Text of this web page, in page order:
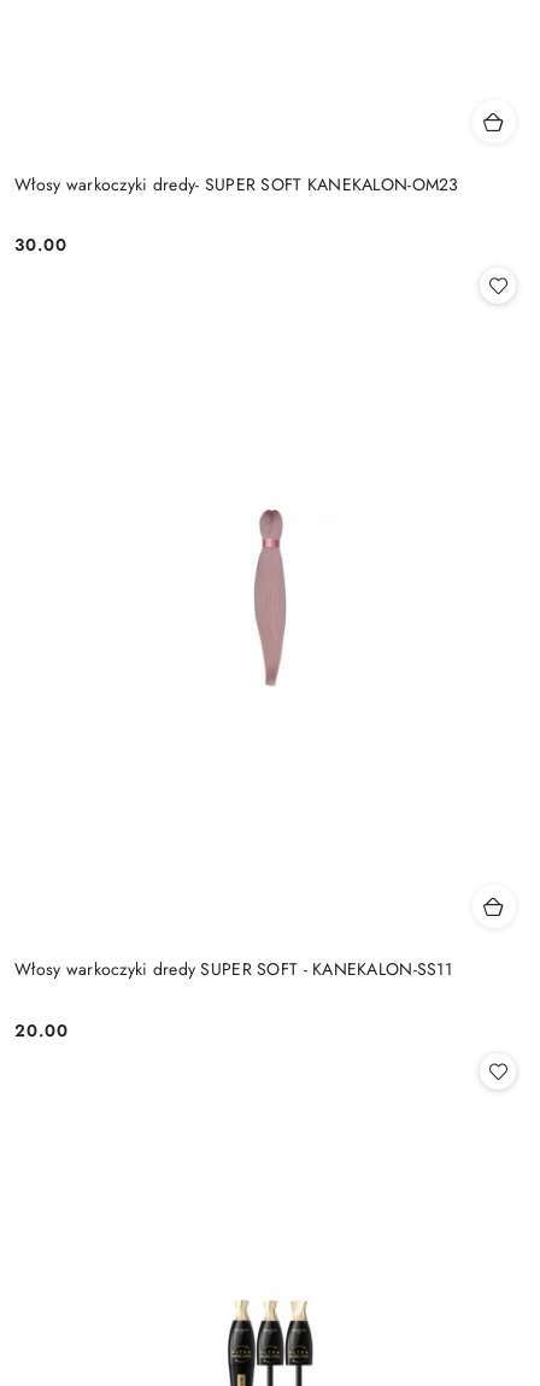
Włosy warkoczyki dredy- SUPER SOFT KANEKALON-OM23
Cena:
30.00
Włosy warkoczyki dredy SUPER SOFT - KANEKALON-SS11
Cena:
20.00